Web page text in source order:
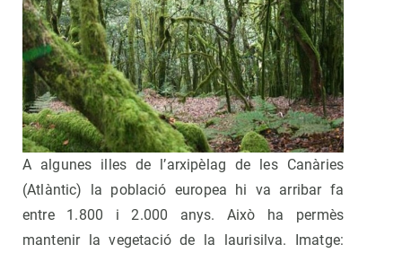
A algunes illes de l’arxipèlag de les Canàries
(Atlàntic) la població europea hi va arribar fa
entre 1.800 i 2.000 anys. Això ha permès
mantenir la vegetació de la laurisilva. Imatge: